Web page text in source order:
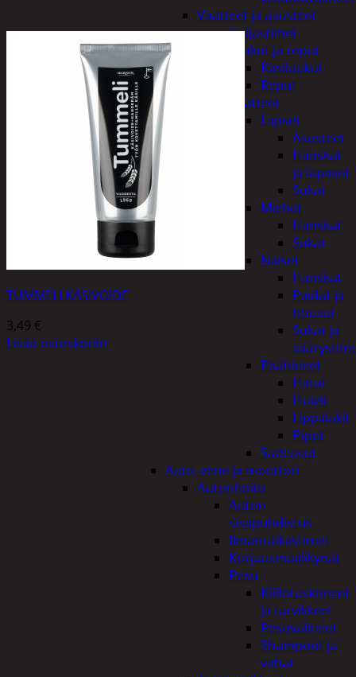
Vaatteet ja asusteet
Heijastimet
Laukut ja reput
Käsilaukut
Reput
Vaatteet
Lapset
Asusteet
Hanskat
ja lapaset
Sukat
Miehet
Hanskat
Sukat
Naiset
Hanskat
Paidat ja
housut
Sukat ja
Päähineet
Hatut
Huivit
Lippalakit
Pipot
Sadeasut
Auto, vene ja moottori
Autonhoito
Auton
sisäpuhdistus
Ilmanraikastimet
Korjausmaalikynät
Pesu
Kiillotuskoneet
ja tarvikkeet
Pesuvälineet
Shampoot ja
vahat
TUMMELI KÄSIVOIDE
3,49 €
Lisää ostoskoriin